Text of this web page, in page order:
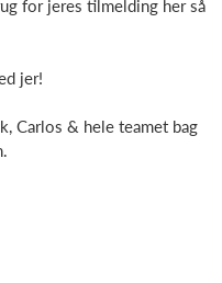
for jeres tilmelding her så
jer!
Carlos & hele teamet bag